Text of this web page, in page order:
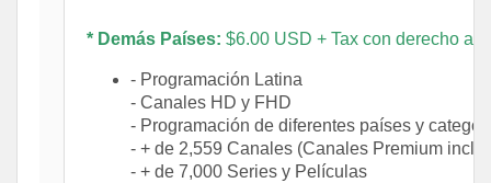
* Demás Países: $6.00 USD + Tax con derecho a
- Programación Latina
- Canales HD y FHD
- Programación de diferentes países y
- + de 2,559 Canales (Canales Premium
- + de 7,000 Series y Películas